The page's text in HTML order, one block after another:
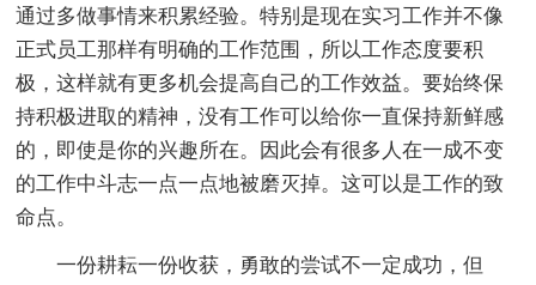
通过多做事情来积累经验。特别是现在实习工作并不像
正式员工那样有明确的工作范围，所以工作态度要积
极，这样就有更多机会提高自己的工作效益。要始终保
持积极进取的精神，没有工作可以给你一直保持新鲜感
的，即使是你的兴趣所在。因此会有很多人在一成不变
的工作中斗志一点一点地被磨灭掉。这可以是工作的致
命点。
一份耕耘一份收获，勇敢的尝试不一定成功，但